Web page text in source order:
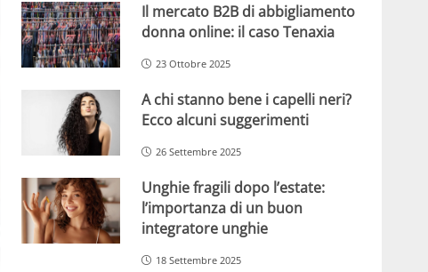
Il mercato B2B di abbigliamento
donna online: il caso Tenaxia
23 Ottobre 2025
A chi stanno bene i capelli neri?
Ecco alcuni suggerimenti
26 Settembre 2025
Unghie fragili dopo l’estate:
l’importanza di un buon
integratore unghie
18 Settembre 2025